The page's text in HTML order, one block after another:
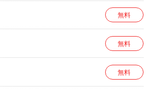
無料
無料
無料